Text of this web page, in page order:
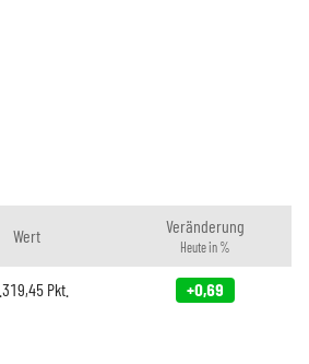
Wert Veränderung
Heute in %
Pkt. +0,69